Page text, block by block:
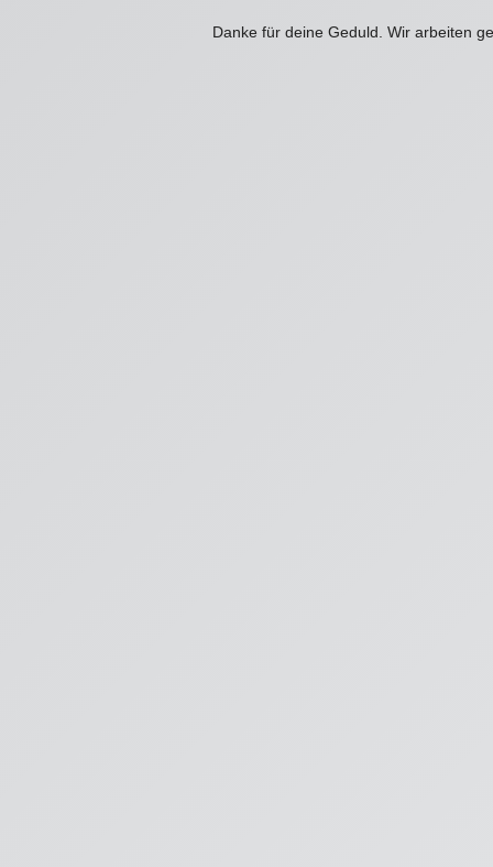
Danke für deine Geduld. Wir arbeiten